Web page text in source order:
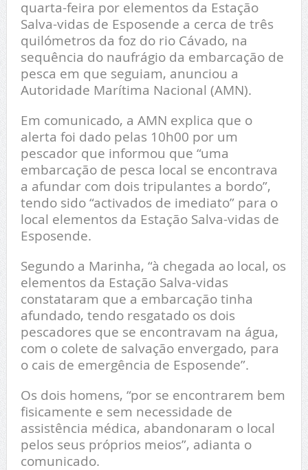
quarta-feira por elementos da Estação
Salva-vidas de Esposende a cerca de três
quilómetros da foz do rio Cávado, na
sequência do naufrágio da embarcação de
pesca em que seguiam, anunciou a
Autoridade Marítima Nacional (AMN).
Em comunicado, a AMN explica que o
alerta foi dado pelas 10h00 por um
pescador que informou que “uma
embarcação de pesca local se encontrava
a afundar com dois tripulantes a bordo”,
tendo sido “activados de imediato” para o
local elementos da Estação Salva-vidas de
Esposende.
Segundo a Marinha, “à chegada ao local, os
elementos da Estação Salva-vidas
constataram que a embarcação tinha
afundado, tendo resgatado os dois
pescadores que se encontravam na água,
com o colete de salvação envergado, para
o cais de emergência de Esposende”.
Os dois homens, “por se encontrarem bem
fisicamente e sem necessidade de
assistência médica, abandonaram o local
pelos seus próprios meios”, adianta o
comunicado.